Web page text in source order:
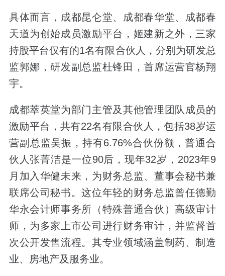
具体而言，成都昆仑堂、成都春华堂、成都春
天道为创始成员激励平台，姬建新之外，三家
持股平台仅有的1名有限合伙人，分别为研发总
监郭娜，研发副总监杜锋田，首席运营官杨翔
宇。
成都萃英堂为部门主管及其他管理团队成员的
激励平台，共有22名有限合伙人，包括38岁运
营副总监吴振，持有6.76%合伙份额，普通合
伙人张菁洁是一位90后，现年32岁，2023年9
月加入华健未来，为财务总监、董事会秘书兼
联席公司秘书。这位年轻的财务总监曾任德勤
华永会计师事务所（特殊普通合伙）高级审计
师，为多家上市公司进行财务审计，并监督首
次公开发售流程。其专业领域涵盖制药、制造
业、房地产及服务业。